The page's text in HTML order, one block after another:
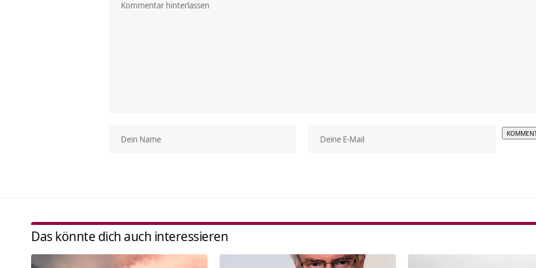
Das könnte dich auch interessieren